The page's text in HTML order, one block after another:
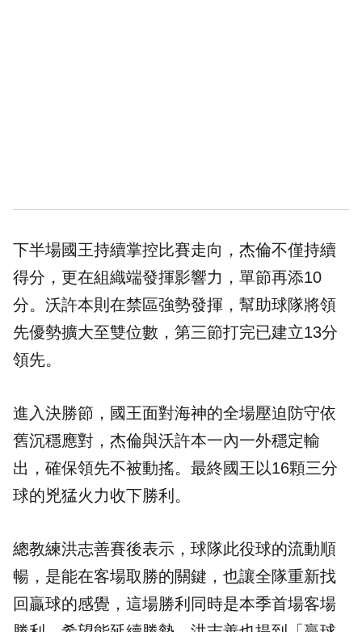
下半場國王持續掌控比賽走向，杰倫不僅持續
得分，更在組織端發揮影響力，單節再添10
分。沃許本則在禁區強勢發揮，幫助球隊將領
先優勢擴大至雙位數，第三節打完已建立13分
領先。
進入決勝節，國王面對海神的全場壓迫防守依
舊沉穩應對，杰倫與沃許本一內一外穩定輸
出，確保領先不被動搖。最終國王以16顆三分
球的兇猛火力收下勝利。
總教練洪志善賽後表示，球隊此役球的流動順
暢，是能在客場取勝的關鍵，也讓全隊重新找
回贏球的感覺，這場勝利同時是本季首場客場